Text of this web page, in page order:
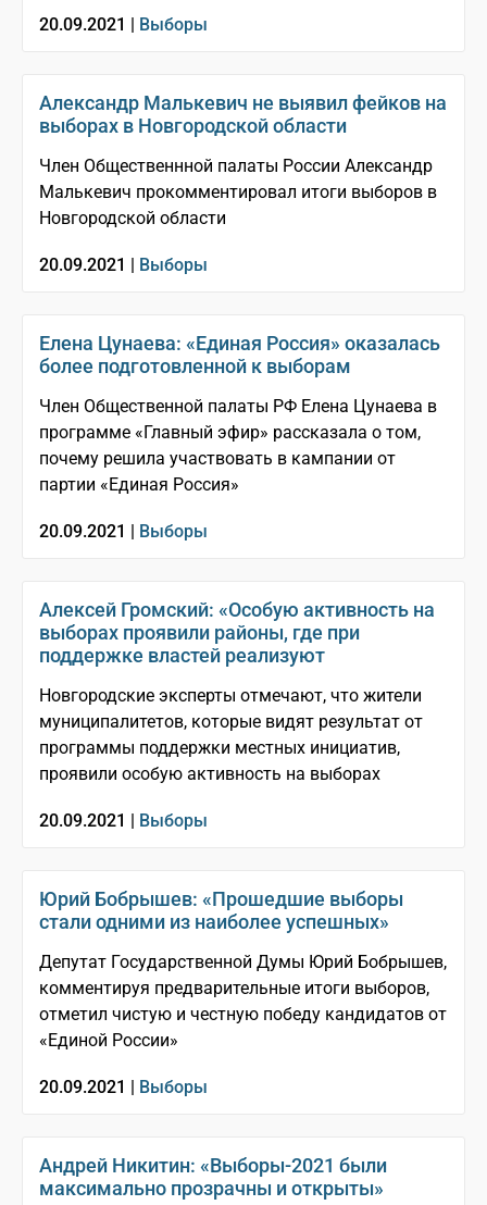
20.09.2021 | Выборы
Александр Малькевич не выявил фейков на
выборах в Новгородской области
Член Общественнной палаты России Александр
Малькевич прокомментировал итоги выборов в
Новгородской области
20.09.2021 | Выборы
Елена Цунаева: «Единая Россия» оказалась
более подготовленной к выборам
Член Общественной палаты РФ Елена Цунаева в
программе «Главный эфир» рассказала о том,
почему решила участвовать в кампании от
партии «Единая Россия»
20.09.2021 | Выборы
Алексей Громский: «Особую активность на
выборах проявили районы, где при
поддержке властей реализуют
Новгородские эксперты отмечают, что жители
муниципалитетов, которые видят результат от
программы поддержки местных инициатив,
проявили особую активность на выборах
20.09.2021 | Выборы
Юрий Бобрышев: «Прошедшие выборы
стали одними из наиболее успешных»
Депутат Государственной Думы Юрий Бобрышев,
комментируя предварительные итоги выборов,
отметил чистую и честную победу кандидатов от
«Единой России»
20.09.2021 | Выборы
Андрей Никитин: «Выборы-2021 были
максимально прозрачны и открыты»